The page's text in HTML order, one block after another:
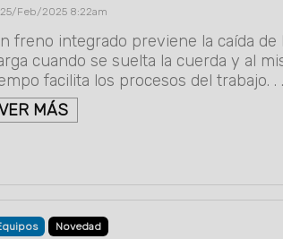
Feb/2025 8:22am
freno integrado previene la caída de
cuando se suelta la cuerda y al
facilita los procesos del trabajo. .
MÁS
Novedad